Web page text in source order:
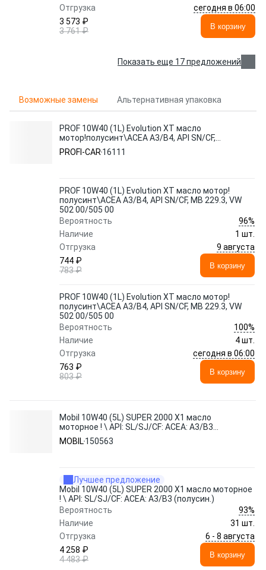
Отгрузка
сегодня в 06:00
3 573 ₽
3 761 ₽
В корзину
Показать еще 17 предложений
Возможные замены Альтернативная упаковка
PROF 10W40 (1L) Evolution XT масло
мотор!полусинт\ACEA A3/B4, API SN/CF,
MB 229.3, VW 502 00/505 00
PROFI-CAR 16111
PROF 10W40 (1L) Evolution XT масло мотор!
полусинт\ACEA A3/B4, API SN/CF, MB 229.3, VW
502 00/505 00
Вероятность
96%
Наличие
1 шт.
Отгрузка
9 августа
744 ₽
783 ₽
В корзину
PROF 10W40 (1L) Evolution XT масло мотор!
полусинт\ACEA A3/B4, API SN/CF, MB 229.3, VW
502 00/505 00
Вероятность
100%
Наличие
4 шт.
Отгрузка
сегодня в 06:00
763 ₽
803 ₽
В корзину
Mobil 10W40 (5L) SUPER 2000 X1 масло
моторное ! \ API: SL/SJ/CF: ACEA: A3/B3
(полусин.)
MOBIL150563
Лучшее предложение
Mobil 10W40 (5L) SUPER 2000 X1 масло моторное
! \ API: SL/SJ/CF: ACEA: A3/B3 (полусин.)
Вероятность
93%
Наличие
31 шт.
Отгрузка
6 - 8 августа
4 258 ₽
4 483 ₽
В корзину